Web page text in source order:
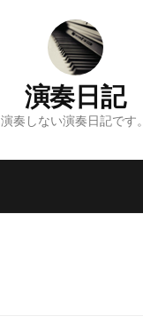
演奏日記
演奏しない演奏日記です。